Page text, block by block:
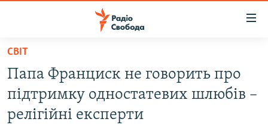
Перейти
основного
матеріалу
Перейти
до
ВСЕ ЗА ДОБУ
СТАТТІ
СВІТ
Папа Франциск не говорить про
підтримку одностатевих шлюбів –
релігійні експерти